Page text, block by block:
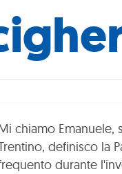
chiamo Emanuele,
definisco la
durante